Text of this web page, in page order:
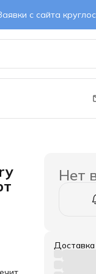
с сайта
Нет
Доставка